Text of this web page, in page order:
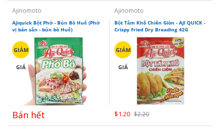
Ajinomoto
Ajiquick Bột Phở - Bún Bò Huế (Phở
vị bán sẵn - bún bò Huế)
GIẢM
GIÁ
Bán hết
Ajinomoto
Bột Tẩm Khô Chiên Giòn - AJI QUICK -
Crispy Fried Dry Breading 42G
GIẢM
GIÁ
$1.20 $2.20